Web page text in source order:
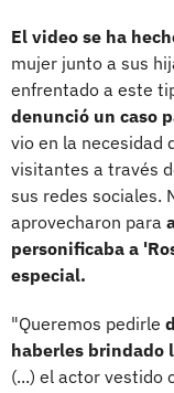
El video se ha
mujer junto a sus
enfrentado a este
denunció un caso
vio en la necesidad
visitantes a través
sus redes sociales.
aprovecharon para
personificaba a
especial.
"Queremos pedirle
haberles brindado
(...) el actor vestido